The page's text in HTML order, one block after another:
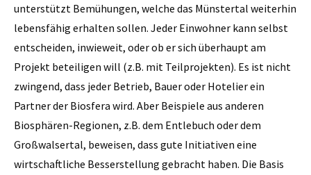
unterstützt Bemühungen, welche das Münstertal weiterhin
lebensfähig erhalten sollen. Jeder Einwohner kann selbst
entscheiden, inwieweit, oder ob er sich überhaupt am
Projekt beteiligen will (z.B. mit Teilprojekten). Es ist nicht
zwingend, dass jeder Betrieb, Bauer oder Hotelier ein
Partner der Biosfera wird. Aber Beispiele aus anderen
Biosphären-Regionen, z.B. dem Entlebuch oder dem
Großwalsertal, beweisen, dass gute Initiativen eine
wirtschaftliche Besserstellung gebracht haben. Die Basis